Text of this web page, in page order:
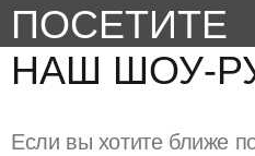
ПОСЕТИТЕ
НАШ ШОУ-
Если вы хотите ближе